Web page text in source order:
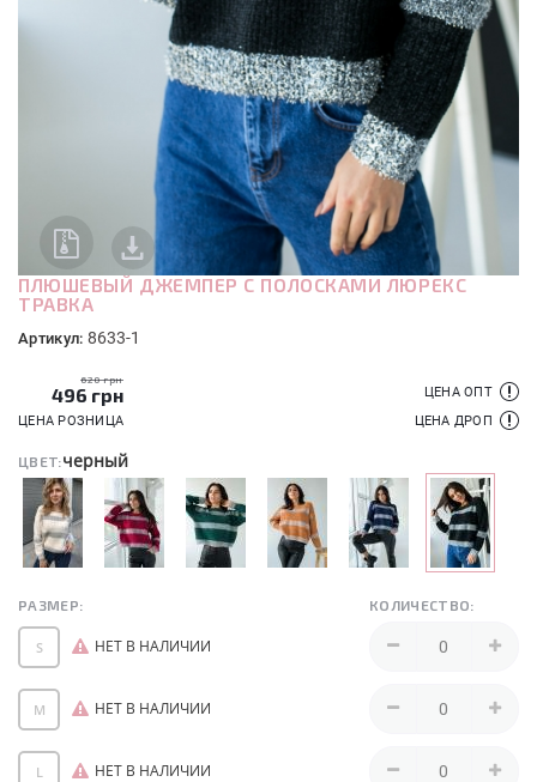
ПЛЮШЕВЫЙ ДЖЕМПЕР С ПОЛОСКАМИ ЛЮРЕКС
ТРАВКА
Артикул: 8633-1
620 грн
496 грн
ЦЕНА РОЗНИЦА
ЦЕНА ОПТ
ЦЕНА ДРОП
ЦВЕТ:черный
РАЗМЕР: КОЛИЧЕСТВО:
S НЕТ В НАЛИЧИИ
M НЕТ В НАЛИЧИИ
L НЕТ В НАЛИЧИИ